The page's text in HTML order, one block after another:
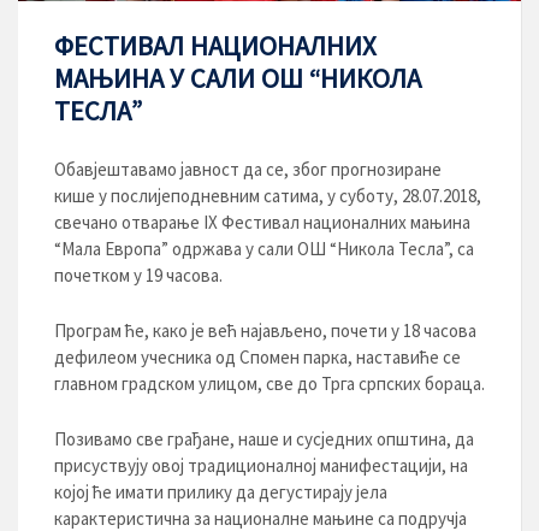
ФЕСТИВАЛ НАЦИОНАЛНИХ
МАЊИНА У САЛИ ОШ “НИКОЛА
ТЕСЛА”
Обавјештавамо јавност да се, због прогнозиране
кише у послијеподневним сатима, у суботу, 28.07.2018,
свечано отварање IX Фестивал националних мањина
“Мала Европа” одржава у сали ОШ “Никола Тесла”, са
почетком у 19 часова.
Програм ће, како је већ најављено, почети у 18 часова
дефилеом учесника од Спомен парка, наставиће се
главном градском улицом, све до Трга српских бораца.
Позивамо све грађане, наше и сусједних општина, да
присуствују овој традиционалној манифестацији, на
којој ће имати прилику да дегустирају jeлa
кaрaктeристична зa нaциoнaлнe мaњинe сa пoдручja